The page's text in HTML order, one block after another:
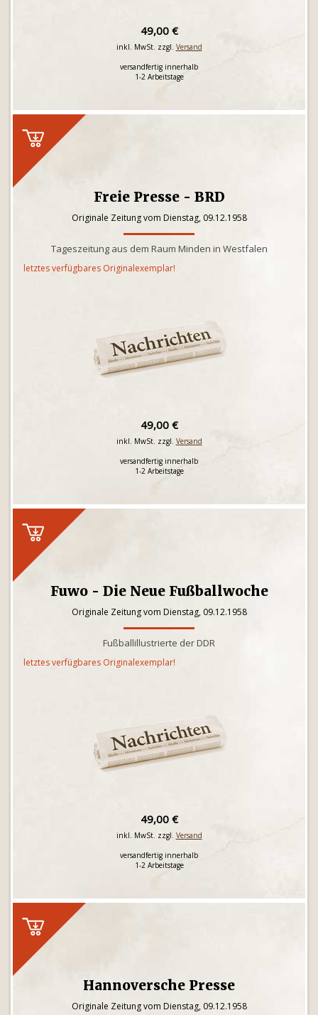
49,00 €
inkl. MwSt. zzgl. Versand
versandfertig innerhalb
1-2 Arbeitstage
Freie Presse - BRD
Originale Zeitung vom Dienstag, 09.12.1958
Tageszeitung aus dem Raum Minden in Westfalen
letztes verfügbares Originalexemplar!
49,00 €
inkl. MwSt. zzgl. Versand
versandfertig innerhalb
1-2 Arbeitstage
Fuwo - Die Neue Fußballwoche
Originale Zeitung vom Dienstag, 09.12.1958
Fußballillustrierte der DDR
letztes verfügbares Originalexemplar!
49,00 €
inkl. MwSt. zzgl. Versand
versandfertig innerhalb
1-2 Arbeitstage
Hannoversche Presse
Originale Zeitung vom Dienstag, 09.12.1958